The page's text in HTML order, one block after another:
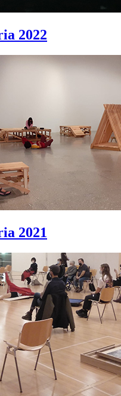
2022
2021